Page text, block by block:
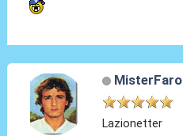
MisterFaro
Lazionetter